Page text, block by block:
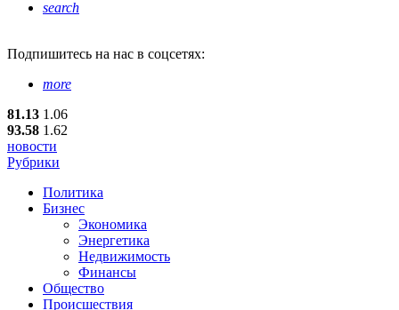
search
Подпишитесь на нас в соцсетях:
more
81.13 1.06
93.58 1.62
новости
Рубрики
Политика
Бизнес
Экономика
Энергетика
Недвижимость
Финансы
Общество
Происшествия